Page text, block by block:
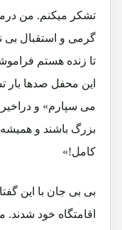
تشکر میکنم. من
گرمی و استقبال بی
تا زنده هستم
این محفل صدها بار
می سپارم» و
بزرگ باشند و
کامل!»
بی بی جان با این
اقامتگاه خود